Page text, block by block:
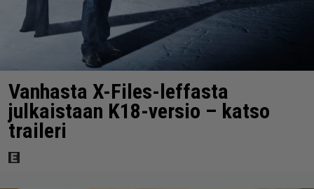
Vanhasta X-Files-leffasta
julkaistaan K18-versio – katso
traileri